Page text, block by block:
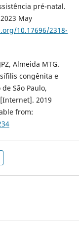
pré-natal.
May
10.17696/2318-
Almeida MTG.
congênita e
São Paulo,
2019
from: